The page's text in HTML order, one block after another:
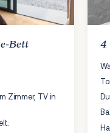
Bett
Zimmer, TV in
4